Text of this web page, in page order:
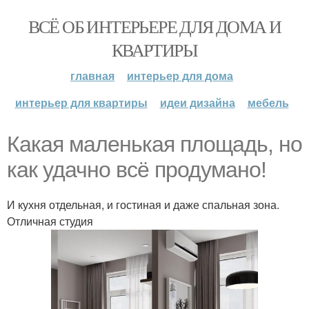
ВСЁ ОБ ИНТЕРЬЕРЕ ДЛЯ ДОМА И
КВАРТИРЫ
главная
интерьер для дома
интерьер для квартиры
идеи дизайна мебель
Какая маленькая площадь, но
как удачно всё продумано!
И кухня отдельная, и гостиная и даже спальная зона.
Отличная студия